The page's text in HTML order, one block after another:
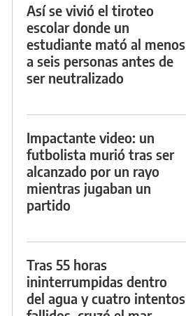
Así se vivió el tiroteo
escolar donde un
estudiante mató al menos
a seis personas antes de
ser neutralizado
Impactante video: un
futbolista murió tras ser
alcanzado por un rayo
mientras jugaban un
partido
Tras 55 horas
ininterrumpidas dentro
del agua y cuatro intentos